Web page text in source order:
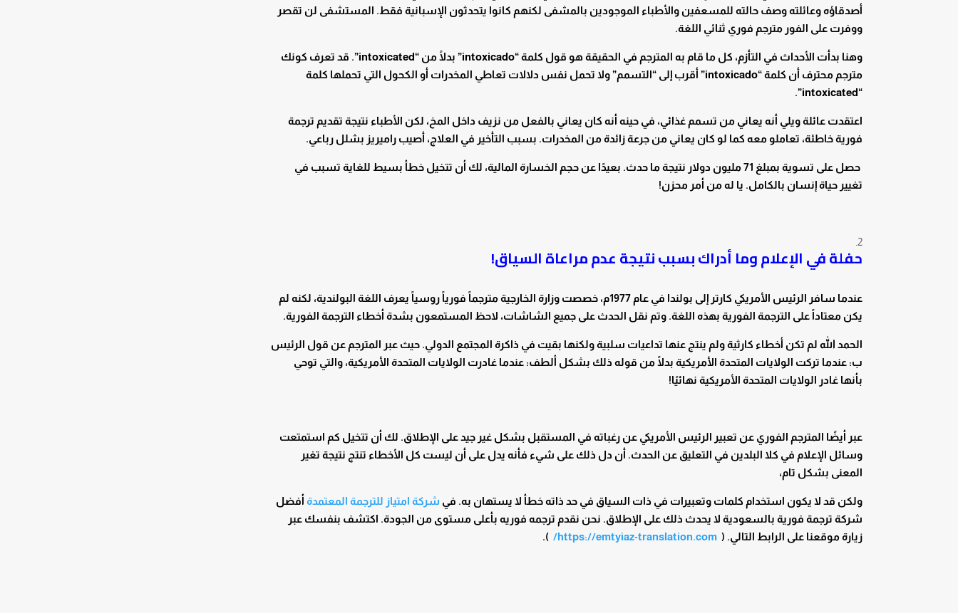
أصدقاؤه وعائلته وصف حالته للمسعفين والأطباء الموجودين بالمشفى لكنهم كانوا يتحدثون الإسبانية فقط. المستشفى لن تقصر
ووفرت على الفور مترجم فوري ثنائي اللغة.
وهنا بدأت الأحداث في التأزم، كل ما قام به المترجم في الحقيقة هو قول كلمة “intoxicado” بدلًا من “intoxicated”. قد تعرف كونك
مترجم محترف أن كلمة “intoxicado” أقرب إلى “التسمم” ولا تحمل نفس دلالات تعاطي المخدرات أو الكحول التي تحملها كلمة
“intoxicated”.
اعتقدت عائلة ويلي أنه يعاني من تسمم غذائي، في حينه أنه كان يعاني بالفعل من نزيف داخل المخ، لكن الأطباء نتيجة تقديم ترجمة
فورية خاطئة، تعاملو معه كما لو كان يعاني من جرعة زائدة من المخدرات. بسبب التأخير في العلاج، أصيب راميريز بشلل رباعي.
حصل على تسوية بمبلغ 71 مليون دولار نتيجة ما حدث. بعيدًا عن حجم الخسارة المالية، لك أن تتخيل خطأ بسيط للغاية تسبب في
تغيير حياة إنسان بالكامل. يا له من أمر محزن!
حفلة في الإعلام وما أدراك بسبب نتيجة عدم مراعاة السياق!
عندما سافر الرئيس الأمريكي كارتر إلى بولندا في عام 1977م، خصصت وزارة الخارجية مترجماً فورياً روسياً يعرف اللغة البولندية، لكنه لم
يكن معتاداً على الترجمة الفورية بهذه اللغة. وتم نقل الحدث على جميع الشاشات، لاحظ المستمعون بشدة أخطاء الترجمة الفورية.
الحمد الله لم تكن أخطاء كارثية ولم ينتج عنها تداعيات سلبية ولكنها بقيت في ذاكرة المجتمع الدولي. حيث عبر المترجم عن قول الرئيس
ب: عندما تركت الولايات المتحدة الأمريكية بدلًا من قوله ذلك بشكل ألطف: عندما غادرت الولايات المتحدة الأمريكية، والتي توحي
بأنها غادر الولايات المتحدة الأمريكية نهائيًا!
عبر أيضًا المترجم الفوري عن تعبير الرئيس الأمريكي عن رغباته في المستقبل بشكل غير جيد على الإطلاق. لك أن تتخيل كم استمتعت
وسائل الإعلام في كلا البلدين في التعليق عن الحدث. أن دل ذلك على شيء فأنه يدل على أن ليست كل الأخطاء تنتج نتيجة تغير
المعنى بشكل تام،
ولكن قد لا يكون استخدام كلمات وتعبيرات في ذات السياق في حد ذاته خطأ لا يستهان به. في شركة امتياز للترجمة المعتمدة أفضل
شركة ترجمة فورية بالسعودية لا يحدث ذلك على الإطلاق. نحن نقدم ترجمه فوريه بأعلى مستوى من الجودة. اكتشف بنفسك عبر
زيارة موقعنا على الرابط التالي. (https://emtyiaz-translation.com/
).